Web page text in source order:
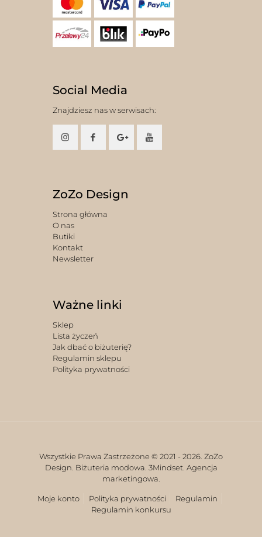
Social Media
Znajdziesz nas w serwisach:
ZoZo Design
Strona główna
O nas
Butiki
Kontakt
Newsletter
Ważne linki
Sklep
Lista życzeń
Jak dbać o biżuterię?
Regulamin sklepu
Polityka prywatności
Wszystkie Prawa Zastrzeżone © 2021 - 2026. ZoZo
Design. Biżuteria modowa. 3Mindset. Agencja
marketingowa.
Moje konto Polityka prywatności
Regulamin
Regulamin konkursu